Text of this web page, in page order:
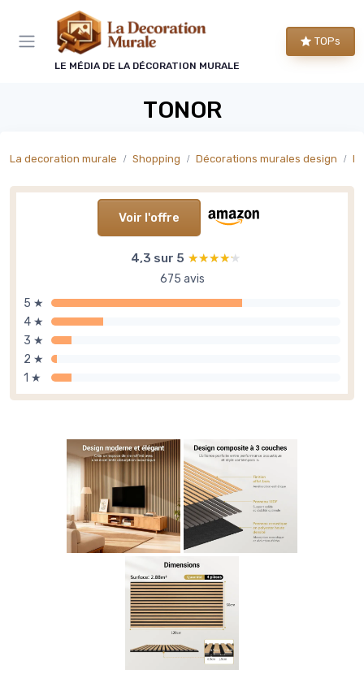
LE MÉDIA DE LA DÉCORATION MURALE
TOPs
TONOR
La decoration murale Shopping Décorations murales design
Voir l'offre
4,3 sur 5 ★★★★★
★★★★★
675 avis
5 ★
4 ★
3 ★
2 ★
1 ★
Panneau de gestion des cookies